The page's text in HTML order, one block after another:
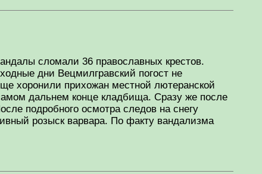
сломали 36 православных крестов.
дни Вецмилгравский погост не
хоронили прихожан местной лютеранской
дальнем конце кладбища. Сразу же после
подробного осмотра следов на снегу
розыск варвара. По факту вандализма